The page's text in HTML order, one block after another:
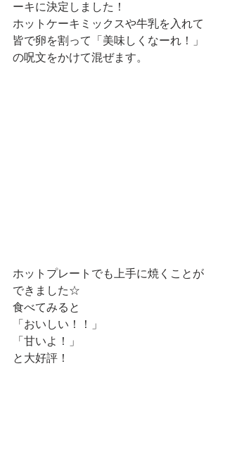
ーキに決定しました！
ホットケーキミックスや牛乳を入れて
皆で卵を割って「美味しくなーれ！」
の呪文をかけて混ぜます。
ホットプレートでも上手に焼くことが
できました☆
食べてみると
「おいしい！！」
「甘いよ！」
と大好評！